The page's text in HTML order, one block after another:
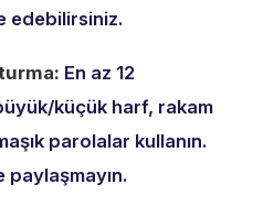
edebilirsiniz.
En az 12
küçük harf, rakam
parolalar kullanın.
paylaşmayın.